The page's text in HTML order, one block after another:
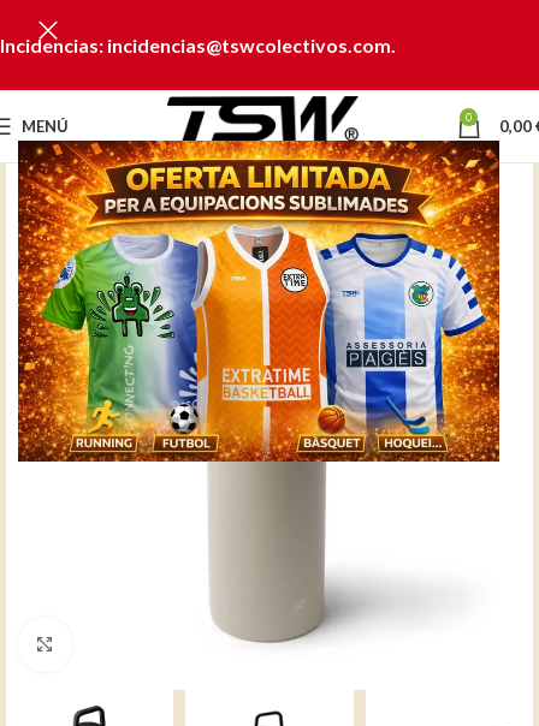
Incidencias: incidencias@tswcolectivos.com.
MENÚ 0 0,00